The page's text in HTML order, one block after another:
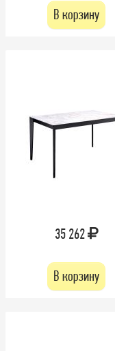
В корзину
35 262
В корзину